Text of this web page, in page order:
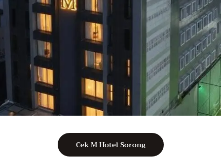
Cek M Hotel Sorong